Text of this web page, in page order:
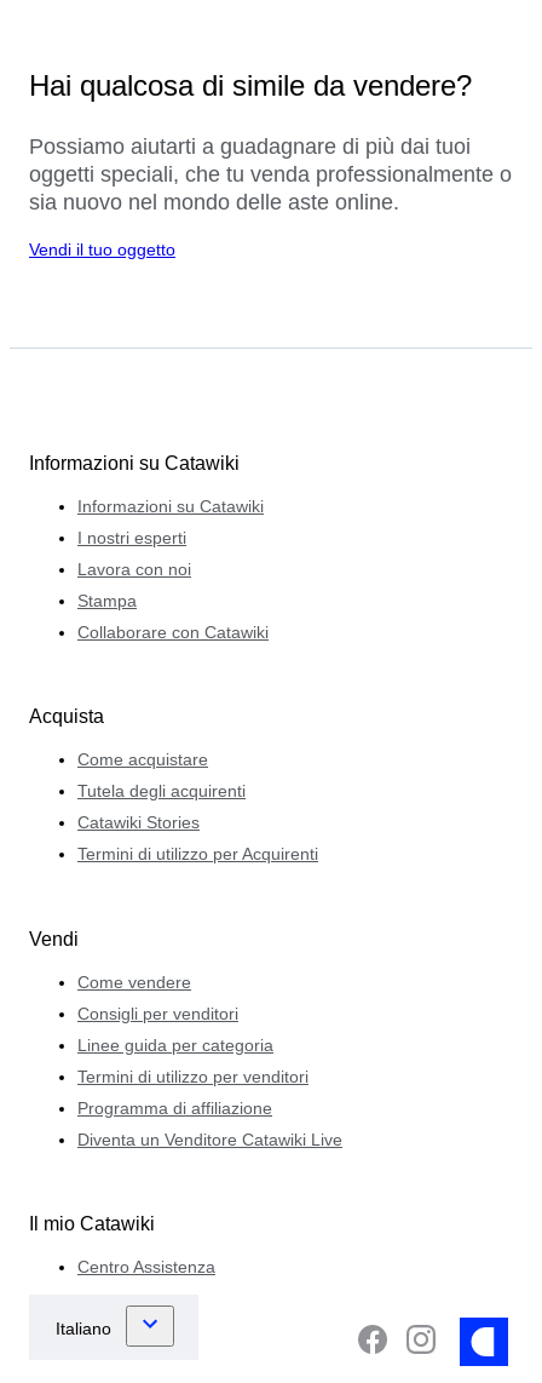
Hai qualcosa di simile da vendere?
Possiamo aiutarti a guadagnare di più dai tuoi
oggetti speciali, che tu venda professionalmente o
sia nuovo nel mondo delle aste online.
Vendi il tuo oggetto
Informazioni su Catawiki
Informazioni su Catawiki
I nostri esperti
Lavora con noi
Stampa
Collaborare con Catawiki
Acquista
Come acquistare
Tutela degli acquirenti
Catawiki Stories
Termini di utilizzo per Acquirenti
Vendi
Come vendere
Consigli per venditori
Linee guida per categoria
Termini di utilizzo per venditori
Programma di affiliazione
Diventa un Venditore Catawiki Live
Il mio Catawiki
Centro Assistenza